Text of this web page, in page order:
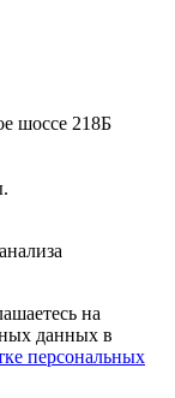
шоссе 218Б
на
данных в
персональных